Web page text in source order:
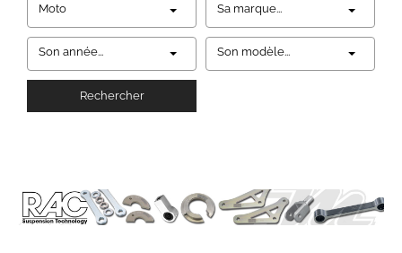
Moto Sa marque...
Son année... Son modèle...
Rechercher